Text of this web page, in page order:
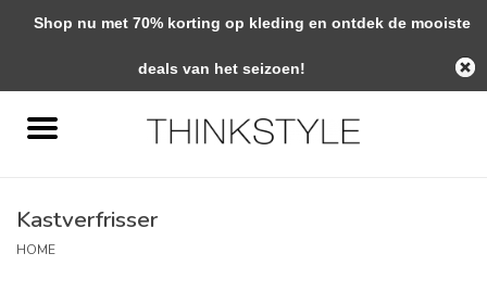
0 Artikelen - €0,00
Woondecoratie
Kastverfrisser
HOME
Shop nu met 70% korting op kleding en ontdek de mooiste
deals van het seizoen!